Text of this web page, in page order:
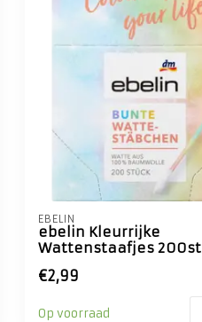
EBELIN
ebelin Kleurrijke
Wattenstaafjes 200st
€2,99
Op voorraad